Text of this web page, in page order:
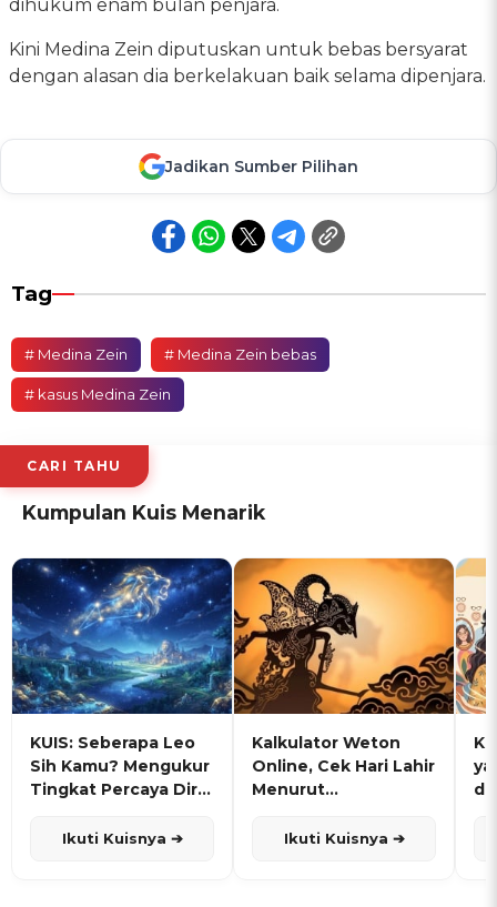
dihukum enam bulan penjara.
Kini Medina Zein diputuskan untuk bebas bersyarat
dengan alasan dia berkelakuan baik selama dipenjara.
Jadikan Sumber Pilihan
Tag
# Medina Zein # Medina Zein bebas
# kasus Medina Zein
CARI TAHU
Kumpulan Kuis Menarik
KUIS: Seberapa Leo
Sih Kamu? Mengukur
Tingkat Percaya Diri
Ikuti Kuisnya ➔
Kalkulator Weton
Online, Cek Hari Lahir
Menurut
Ikuti Kuisnya ➔